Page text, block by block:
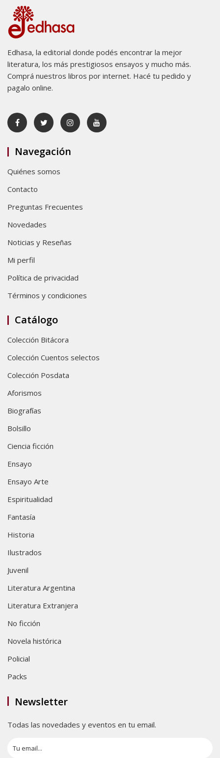
Edhasa, la editorial donde podés encontrar la mejor
literatura, los más prestigiosos ensayos y mucho más.
Comprá nuestros libros por internet. Hacé tu pedido y
pagalo online.
Navegación
Quiénes somos
Contacto
Preguntas Frecuentes
Novedades
Noticias y Reseñas
Mi perfil
Política de privacidad
Términos y condiciones
Catálogo
Colección Bitácora
Colección Cuentos selectos
Colección Posdata
Aforismos
Biografías
Bolsillo
Ciencia ficción
Ensayo
Ensayo Arte
Espiritualidad
Fantasía
Historia
Ilustrados
Juvenil
Literatura Argentina
Literatura Extranjera
No ficción
Novela histórica
Policial
Packs
Newsletter
Todas las novedades y eventos en tu email.